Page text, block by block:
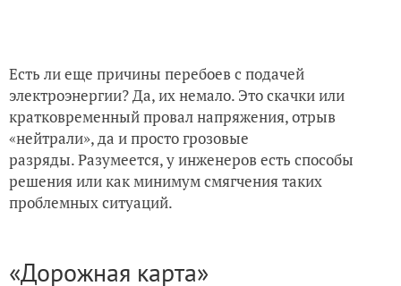
Есть ли еще причины перебоев с подачей
электроэнергии? Да, их немало. Это скачки или
кратковременный провал напряжения, отрыв
«нейтрали», да и просто грозовые
разряды. Разумеется, у инженеров есть способы
решения или как минимум смягчения таких
проблемных ситуаций.
«Дорожная карта»